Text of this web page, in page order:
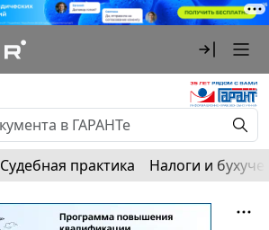
Судебная практика Налоги и